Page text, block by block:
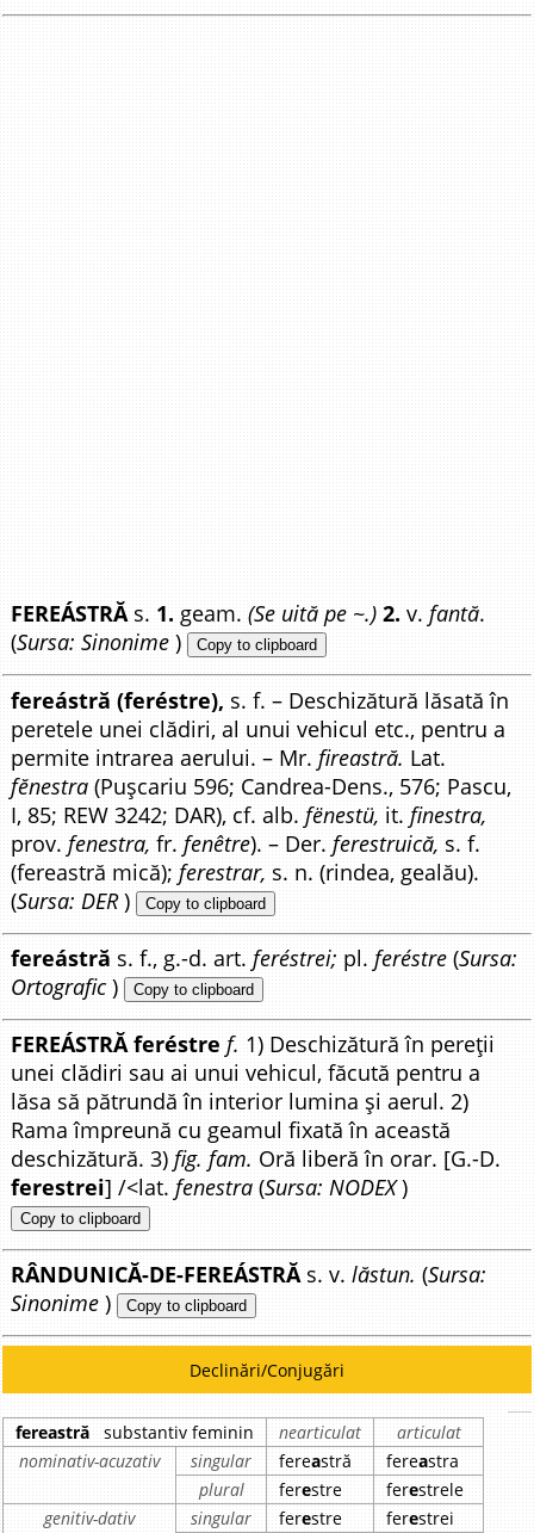
FEREÁSTRĂs. 1. geam.(Se uită pe ~.) 2. v.fantă.
(Sursa: Sinonime ) Copy to clipboard
fereástră (feréstre), s. f. – Deschizătură lăsată în
peretele unei clădiri, al unui vehicul etc., pentru a
permite intrarea aerului. – Mr.fireastră. Lat.
fĕnestra (Pușcariu 596; Candrea-Dens., 576; Pascu,
I, 85; REW 3242; DAR), cf. alb. fënestü, it. finestra,
prov.fenestra, fr. fenêtre). – Der.ferestruică, s. f.
(fereastră mică);ferestrar, s. n. (rindea, gealău).
(Sursa: DER) Copy to clipboard
fereástră s. f., g.-d. art.feréstrei; pl.feréstre (Sursa:
Ortografic ) Copy to clipboard
FEREÁSTRĂ feréstre f. 1) Deschizătură în pereții
unei clădiri sau ai unui vehicul, făcută pentru a
lăsa să pătrundă în interior lumina și aerul. 2)
Rama împreună cu geamul fixată în această
deschizătură. 3) fig. fam. Oră liberă în orar. [G.-D.
ferestrei] /<lat.fenestra (Sursa: NODEX)
Copy to clipboard
RÂNDUNICĂ-DE-FEREÁSTRĂ s. v.lăstun. (Sursa:
Sinonime ) Copy to clipboard
Declinări/Conjugări
fereastră substantiv feminin nearticulat
articulat
nominativ-acuzativ
singular fereastră fereastra
plural
ferestre ferestrele
genitiv-dativ
singular ferestre ferestrei